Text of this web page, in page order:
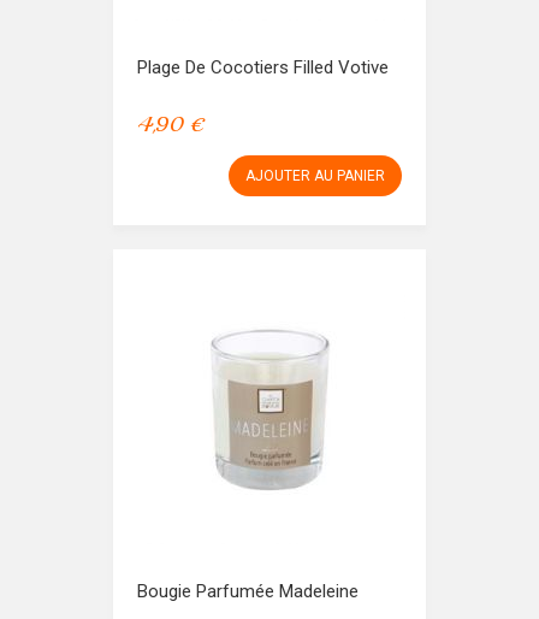
Plage De Cocotiers Filled Votive
4,90 €
AJOUTER AU PANIER
Bougie Parfumée Madeleine